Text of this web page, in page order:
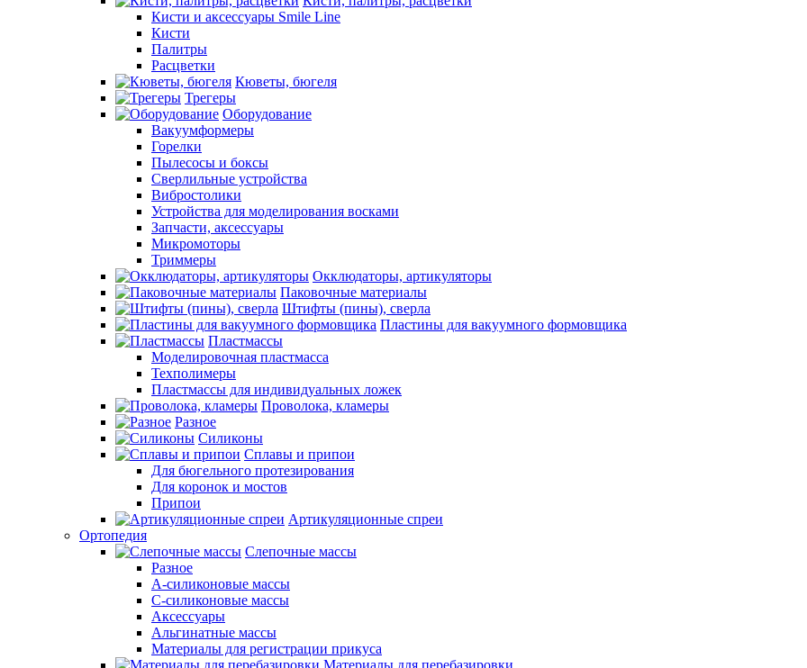
Кисти и аксессуары Smile Line
Кисти
Палитры
Расцветки
Кюветы, бюгеля
Трегеры
Оборудование
Вакуумформеры
Горелки
Пылесосы и боксы
Сверлильные устройства
Вибростолики
Устройства для моделирования восками
Запчасти, аксессуары
Микромоторы
Триммеры
Окклюдаторы, артикуляторы
Паковочные материалы
Штифты (пины), сверла
Пластины для вакуумного формовщика
Пластмассы
Моделировочная пластмасса
Техполимеры
Пластмассы для индивидуальных ложек
Проволока, кламеры
Разное
Силиконы
Сплавы и припои
Для бюгельного протезирования
Для коронок и мостов
Припои
Артикуляционные спреи
Ортопедия
Слепочные массы
Разное
А-силиконовые массы
С-силиконовые массы
Аксессуары
Альгинатные массы
Материалы для регистрации прикуса
Материалы для перебазировки